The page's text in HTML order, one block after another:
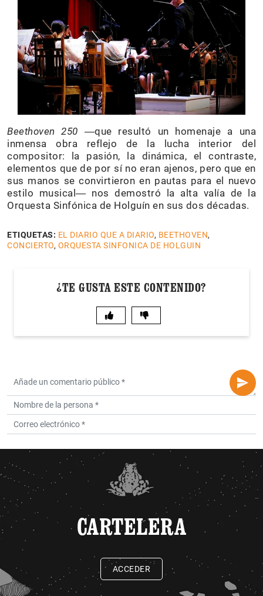
Beethoven 250 ―que resultó un homenaje a una
inmensa obra reflejo de la lucha interior del
compositor: la pasión, la dinámica, el contraste,
elementos que de por sí no eran ajenos, pero que en
sus manos se convirtieron en pautas para el nuevo
estilo musical― nos demostró la alta valía de la
Orquesta Sinfónica de Holguín en sus dos décadas.
ETIQUETAS: EL DIARIO QUE A DIARIO, BEETHOVEN,
CONCIERTO, ORQUESTA SINFONICA DE HOLGUIN
¿TE GUSTA ESTE CONTENIDO?
CARTELERA
ACCEDER